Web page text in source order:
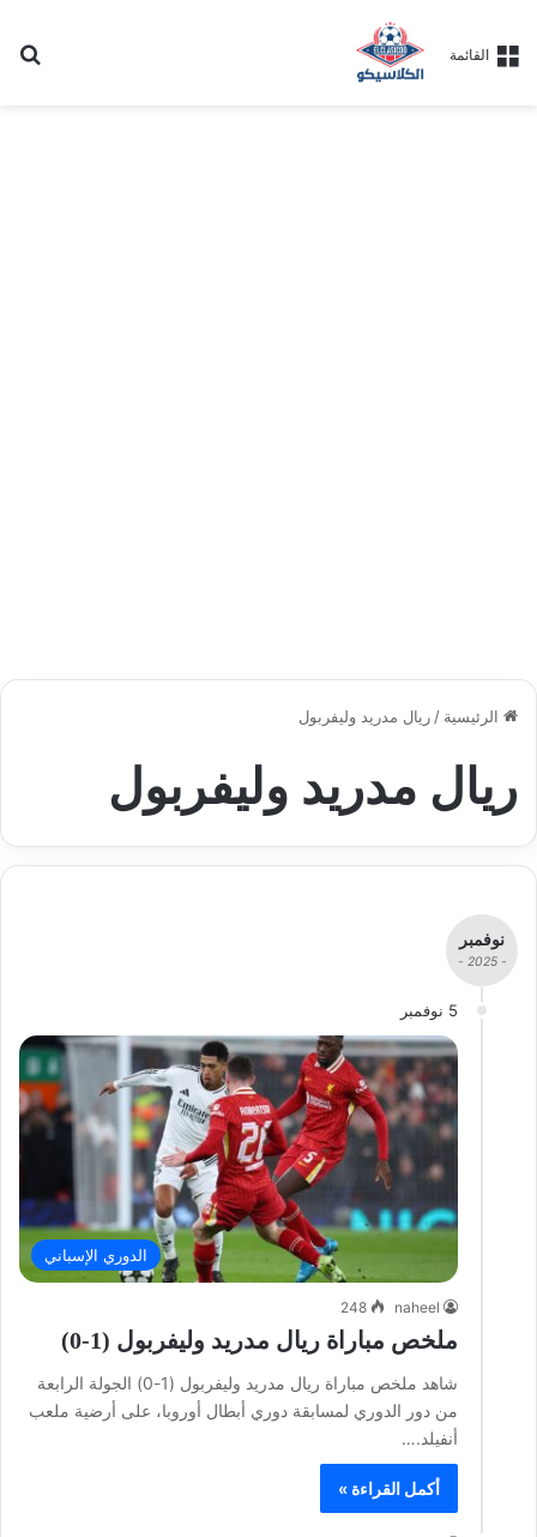
القائمة
الرئيسية / ريال مدريد وليفربول
ريال مدريد وليفربول
نوفمبر
- 2025 -
5 نوفمبر
الدوري الإسباني
naheel
248
ملخص مباراة ريال مدريد وليفربول (1-0)
شاهد ملخص مباراة ريال مدريد وليفربول (1-0) الجولة الرابعة
من دور الدوري لمسابقة دوري أبطال أوروبا، على أرضية ملعب
أنفيلد.…
أكمل القراءة »